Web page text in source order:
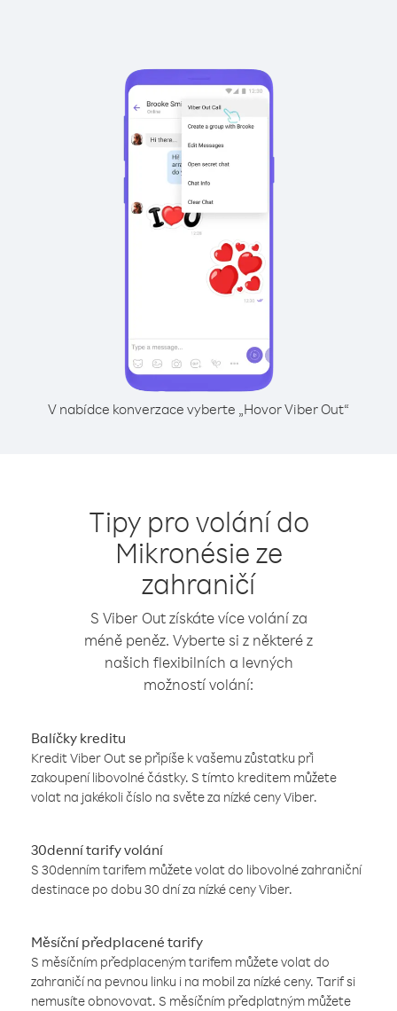
V nabídce konverzace vyberte „Hovor Viber Out“
Tipy pro volání do
Mikronésie ze
zahraničí
S Viber Out získáte více volání za
méně peněz. Vyberte si z některé z
našich flexibilních a levných
možností volání:
Balíčky kreditu
Kredit Viber Out se připíše k vašemu zůstatku při
zakoupení libovolné částky. S tímto kreditem můžete
volat na jakékoli číslo na světe za nízké ceny Viber.
30denní tarify volání
S 30denním tarifem můžete volat do libovolné zahraniční
destinace po dobu 30 dní za nízké ceny Viber.
Měsíční předplacené tarify
S měsíčním předplaceným tarifem můžete volat do
zahraničí na pevnou linku i na mobil za nízké ceny. Tarif si
nemusíte obnovovat. S měsíčním předplatným můžete